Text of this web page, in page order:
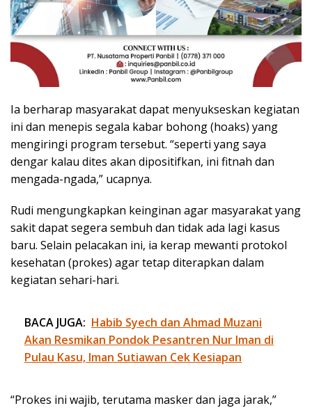
Ia berharap masyarakat dapat menyukseskan kegiatan
ini dan menepis segala kabar bohong (hoaks) yang
mengiringi program tersebut. “seperti yang saya
dengar kalau dites akan dipositifkan, ini fitnah dan
mengada-ngada,” ucapnya.
Rudi mengungkapkan keinginan agar masyarakat yang
sakit dapat segera sembuh dan tidak ada lagi kasus
baru. Selain pelacakan ini, ia kerap mewanti protokol
kesehatan (prokes) agar tetap diterapkan dalam
kegiatan sehari-hari.
BACA JUGA: Habib Syech dan Ahmad Muzani
Akan Resmikan Pondok Pesantren Nur Iman di
Pulau Kasu, Iman Sutiawan Cek Kesiapan
“Prokes ini wajib, terutama masker dan jaga jarak,”